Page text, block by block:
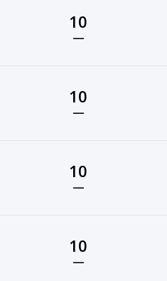
10
—
10
—
10
—
10
—